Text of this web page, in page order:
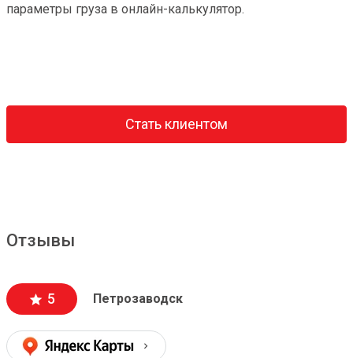
параметры груза в онлайн-калькулятор.
Стать клиентом
Отзывы
5 Петрозаводск